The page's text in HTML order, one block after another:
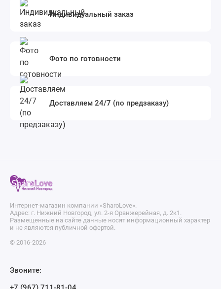
Индивидуальный заказ
Фото по готовности
Доставляем 24/7 (по предзаказу)
Интернет-магазин компании «SharoLove».
Адрес: г. Нижний Новгород, ул. 2-я Оранжерейная, д. 2к1.
Размещенные на сайте данные носят информационный характер
и не являются публичной офертой.
© 2016-2026
Звоните: